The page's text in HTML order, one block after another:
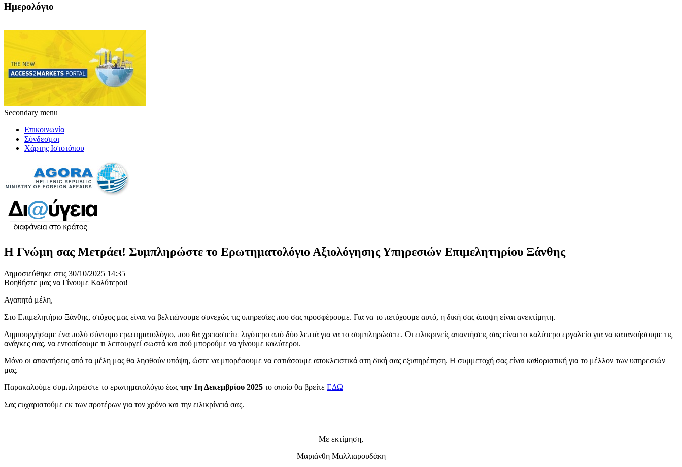
Ημερολόγιο
Secondary menu
Επικοινωνία
Σύνδεσμοι
Χάρτης Ιστοτόπου
Η Γνώμη σας Μετράει! Συμπληρώστε το Ερωτηματολόγιο Αξιολόγησης Υπηρεσιών Επιμελητηρίου Ξάνθης
Δημοσιεύθηκε στις 30/10/2025 14:35
Βοηθήστε μας να Γίνουμε Καλύτεροι!
Αγαπητά μέλη,
Στο Επιμελητήριο Ξάνθης, στόχος μας είναι να βελτιώνουμε συνεχώς τις υπηρεσίες που σας προσφέρουμε. Για να το πετύχουμε αυτό, η δική σας άποψη είναι ανεκτίμητη.
Δημιουργήσαμε ένα πολύ σύντομο ερωτηματολόγιο, που θα χρειαστείτε λιγότερο από δύο λεπτά για να το συμπληρώσετε. Οι ειλικρινείς απαντήσεις σας είναι το καλύτερο εργαλείο για να κατανοήσουμε τις
ανάγκες σας, να εντοπίσουμε τι λειτουργεί σωστά και πού μπορούμε να γίνουμε καλύτεροι.
Μόνο οι απαντήσεις από τα μέλη μας θα ληφθούν υπόψη, ώστε να μπορέσουμε να εστιάσουμε αποκλειστικά στη δική σας εξυπηρέτηση. Η συμμετοχή σας είναι καθοριστική για το μέλλον των υπηρεσιών
μας.
Παρακαλούμε συμπληρώστε το ερωτηματολόγιο έως την 1η Δεκεμβρίου 2025 το οποίο θα βρείτε ΕΔΩ
Σας ευχαριστούμε εκ των προτέρων για τον χρόνο και την ειλικρίνειά σας.
Με εκτίμηση,
Μαριάνθη Μαλλιαρουδάκη